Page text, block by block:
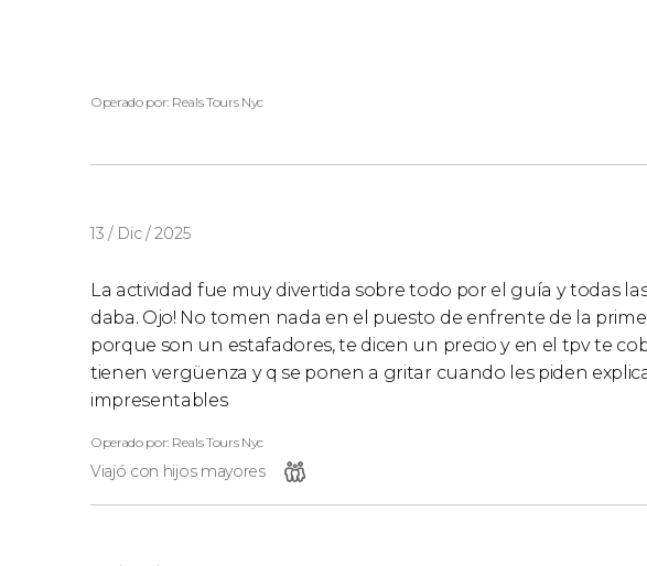
Operado por: Reals Tours Nyc
13 / Dic / 2025
La actividad fue muy divertida sobre todo por el guía y todas
daba. Ojo! No tomen nada en el puesto de enfrente de la
porque son un estafadores, te dicen un precio y en el tpv te
tienen vergüenza y q se ponen a gritar cuando les piden
impresentables
Operado por: Reals Tours Nyc
Viajó con hijos mayores